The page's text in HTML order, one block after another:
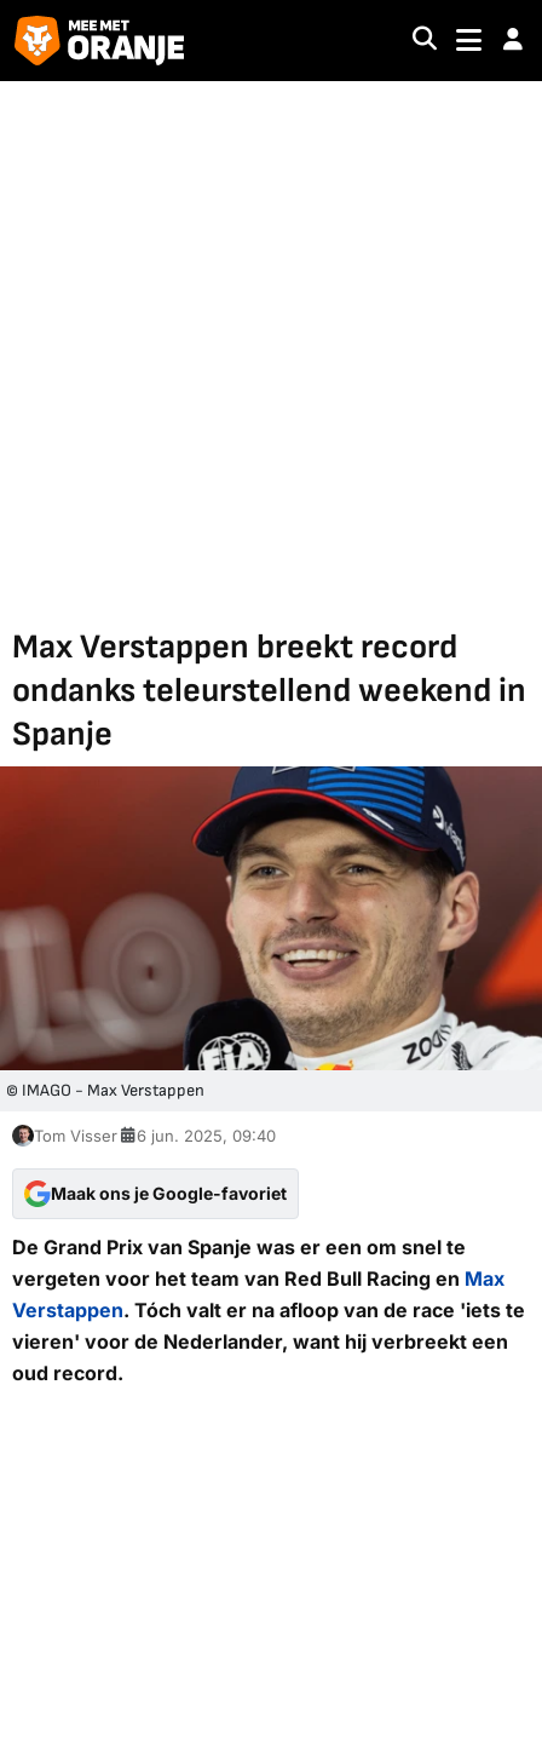
Max Verstappen breekt record
ondanks teleurstellend weekend in
Spanje
© IMAGO - Max Verstappen
Tom Visser 6 jun. 2025, 09:40
Maak ons je Google-favoriet
De Grand Prix van Spanje was er een om snel te
vergeten voor het team van Red Bull Racing en Max
Verstappen. Tóch valt er na afloop van de race 'iets te
vieren' voor de Nederlander, want hij verbreekt een
oud record.